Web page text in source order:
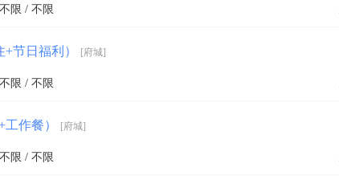
限 / 不限
+节日福利） [府城]
限 / 不限
作餐） [府城]
限 / 不限